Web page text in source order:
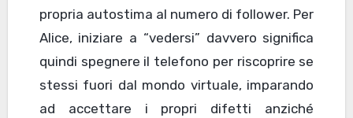
propria autostima al numero di follower. Per
Alice, iniziare a “vedersi” davvero significa
quindi spegnere il telefono per riscoprire se
stessi fuori dal mondo virtuale, imparando
ad accettare i propri difetti anziché